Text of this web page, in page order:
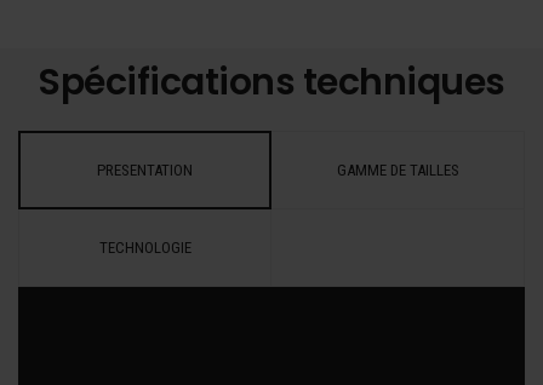
Spécifications techniques
PRESENTATION GAMME DE TAILLES
TECHNOLOGIE